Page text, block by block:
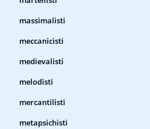
massimalisti
meccanicisti
medievalisti
melodisti
mercantilisti
metapsichisti